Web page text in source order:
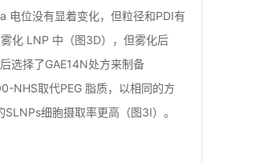
电位没有显着变化，但粒径和PDI有
化 LNP 中（图3D），但雾化后
选择了GAE14N处方来制备
NHS取代PEG 脂质，以相同的方
细胞摄取率更高（图3I）。